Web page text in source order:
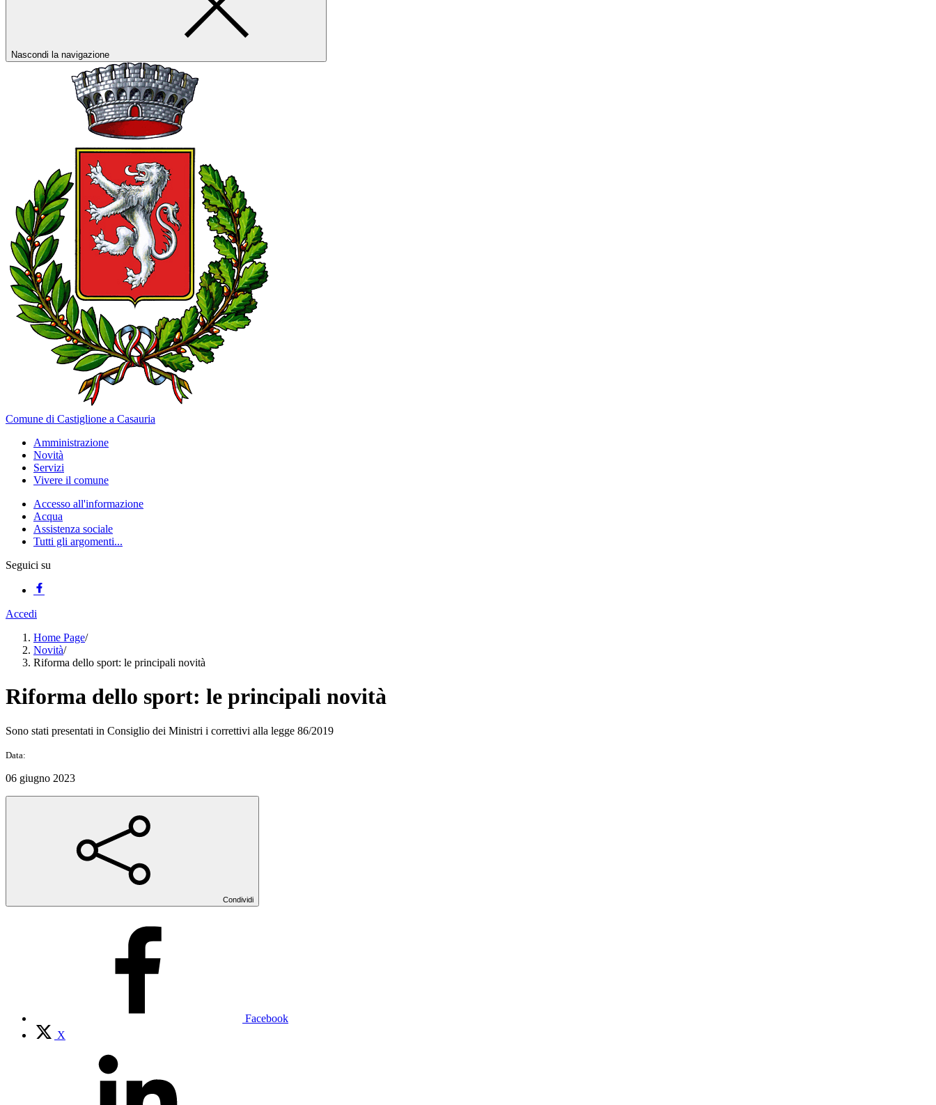
Nascondi la navigazione
Comune di Castiglione a Casauria
Amministrazione
Novità
Servizi
Vivere il comune
Accesso all'informazione
Acqua
Assistenza sociale
Tutti gli argomenti...
Seguici su
Accedi
Home Page/
Novità/
Riforma dello sport: le principali novità
Riforma dello sport: le principali novità
Sono stati presentati in Consiglio dei Ministri i correttivi alla legge 86/2019
Data:
06 giugno 2023
Condividi
Facebook
X